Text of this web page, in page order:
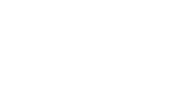
která byla vydána v
na Územní
jako kurátor